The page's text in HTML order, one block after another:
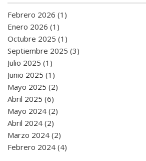
Febrero 2026 (1)
Enero 2026 (1)
Octubre 2025 (1)
Septiembre 2025 (3)
Julio 2025 (1)
Junio 2025 (1)
Mayo 2025 (2)
Abril 2025 (6)
Mayo 2024 (2)
Abril 2024 (2)
Marzo 2024 (2)
Febrero 2024 (4)